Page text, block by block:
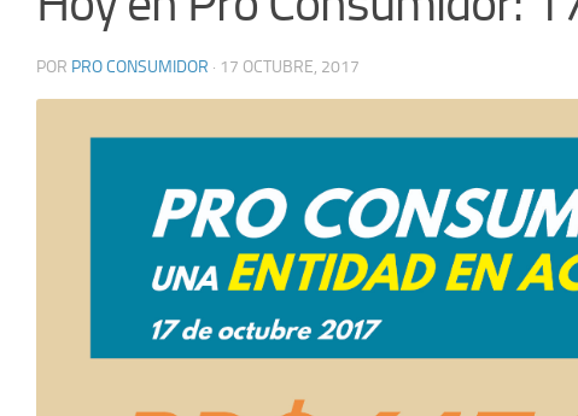
POR PRO CONSUMIDOR · 17 OCTUBRE, 2017